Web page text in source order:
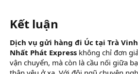
Kết luận​
Dịch vụ gửi hàng đi Úc tại Trà
Nhất Phát Express không chỉ đơn
vận chuyển, mà còn là cầu nối giữa